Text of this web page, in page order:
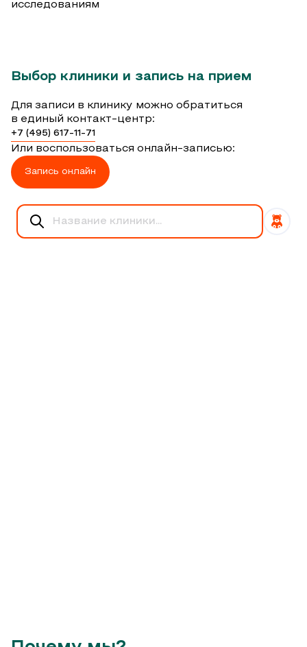
исследованиям
Выбор клиники и запись на прием
Для записи в клинику можно обратиться
в единый контакт-центр:
+7 (495) 617-11-71
Или воспользоваться онлайн-записью:
Запись онлайн